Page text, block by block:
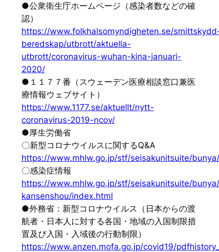
●公衆衛生庁ホームページ（感染者数などの確
認）
https://www.folkhalsomyndigheten.se/
beredskap/utbrott/aktuella-
utbrott/coronavirus-wuhan-kina-januari-
2020/
●１１７７番（スウェーデン医療相談窓口兼医
療情報ウェブサイト）
https://www.1177.se/aktuellt/nytt-
coronavirus-2019-ncov/
●厚生労働省
〇新型コロナウイルスに関するQ&A
https://www.mhlw.go.jp/stf/seisakunitsuite/
〇感染症情報
https://www.mhlw.go.jp/stf/seisakunitsuite/
kansenshou/index.html
●外務省：新型コロナウイルス（日本からの渡
航者・日本人に対する各国・地域の入国制限措
置及び入国・入域後の行動制限）
https://www.anzen.mofa.go.jp/covid19/